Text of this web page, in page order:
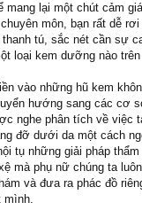
mang lại một chút cảm
môn, bạn rất dễ
tú, sắc nét cần sự
loại kem dưỡng nào
vào những hũ kem
hướng sang các cơ
nghe phân tích về việc
đỡ dưới da một cách
tụ những giải pháp
mà phụ nữ chúng ta
và đưa ra phác đồ
mình.